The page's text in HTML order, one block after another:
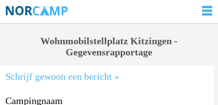
Wohnmobilstellplatz Kitzingen -
Gegevensrapportage
Schrijf gewoon een bericht »
Campingnaam